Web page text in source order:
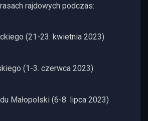
rajdowych podczas:
(21-23. kwietnia 2023)
(1-3. czerwca 2023)
Małopolski (6-8. lipca 2023)